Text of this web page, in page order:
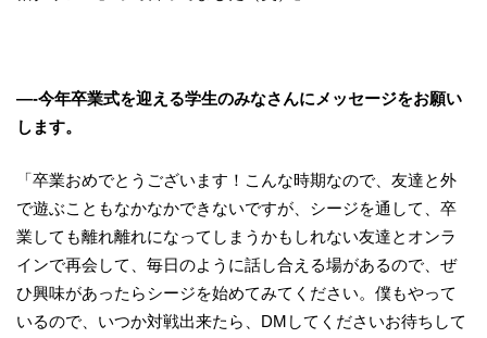
—-今年卒業式を迎える学生のみなさんにメッセージをお願い
します。
「卒業おめでとうございます！こんな時期なので、友達と外
で遊ぶこともなかなかできないですが、シージを通して、卒
業しても離れ離れになってしまうかもしれない友達とオンラ
インで再会して、毎日のように話し合える場があるので、ぜ
ひ興味があったらシージを始めてみてください。僕もやって
いるので、いつか対戦出来たら、DMしてくださいお待ちして